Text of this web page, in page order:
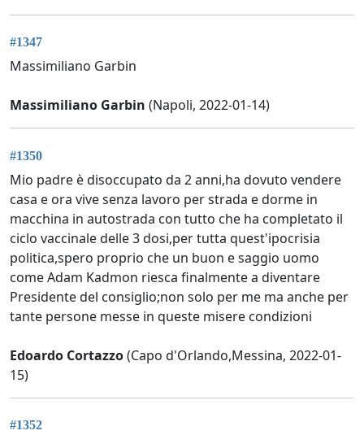
#1347
Massimiliano Garbin
Massimiliano Garbin (Napoli, 2022-01-14)
#1350
Mio padre è disoccupato da 2 anni,ha dovuto vendere
casa e ora vive senza lavoro per strada e dorme in
macchina in autostrada con tutto che ha completato il
ciclo vaccinale delle 3 dosi,per tutta quest'ipocrisia
politica,spero proprio che un buon e saggio uomo
come Adam Kadmon riesca finalmente a diventare
Presidente del consiglio;non solo per me ma anche per
tante persone messe in queste misere condizioni
Edoardo Cortazzo(Capo d'Orlando,Messina, 2022-01-
15)
#1352